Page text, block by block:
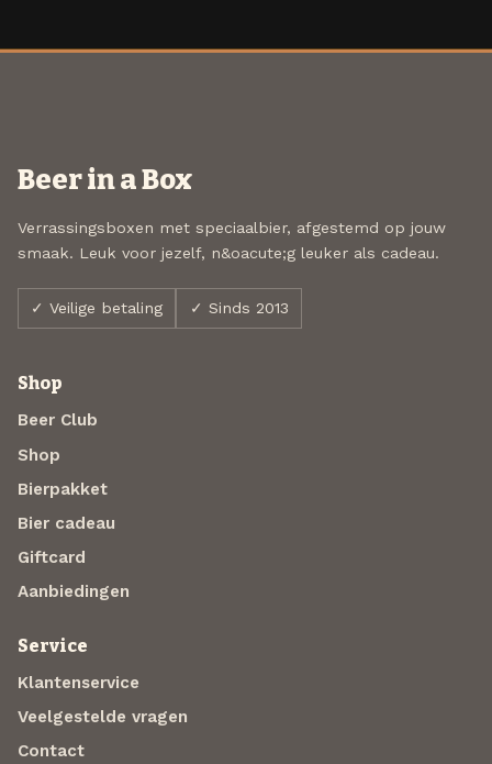
Beer in a Box
Verrassingsboxen met speciaalbier, afgestemd op jouw
smaak. Leuk voor jezelf, n&oacute;g leuker als cadeau.
✓ Veilige betaling ✓ Sinds 2013
Shop
Beer Club
Shop
Bierpakket
Bier cadeau
Giftcard
Aanbiedingen
Service
Klantenservice
Veelgestelde vragen
Contact